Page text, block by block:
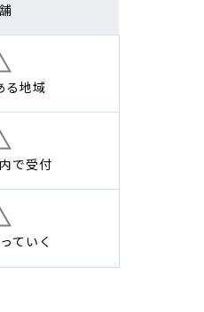
る地域
で受付
ていく